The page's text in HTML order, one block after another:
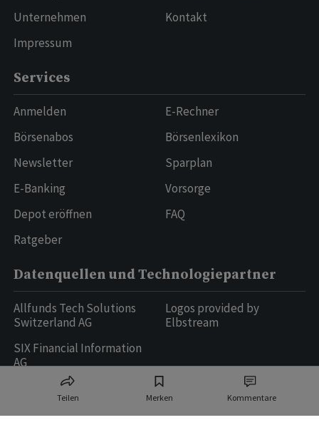
Teilen Merken Kommentare
Unternehmen
Impressum
Kontakt
Services
Anmelden
Börsenabos
Newsletter
E-Banking
Depot eröffnen
Ratgeber
E-Rechner
Börsenlexikon
Sparplan
Vorsorge
FAQ
Datenquellen und Technologiepartner
Allfunds Tech Solutions
Switzerland AG
SIX Financial Information
AG
Logos provided by
Elbstream
Ringier AG | Ringier Medien Schweiz